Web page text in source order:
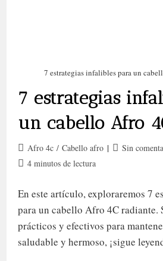
7 estrategias infalibles para un
7 estrategias
un cabello Afro
Categoría
de
Afro 4c / Cabello afro
Comentarios
Sin
Tiempo
lectura:
4 minutos de lectura
En este artículo, exploraremos 7
para un cabello Afro 4C radiante.
prácticos y efectivos para
saludable y hermoso, ¡sigue